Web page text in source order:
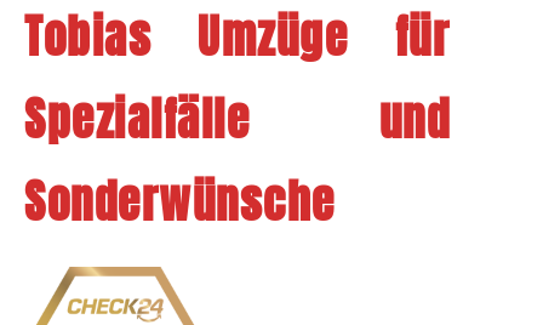
Tobias Umzüge für
Spezialfälle und
Sonderwünsche